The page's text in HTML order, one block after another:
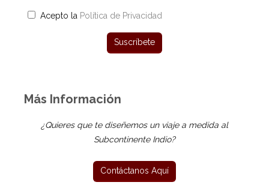
Acepto la Política de Privacidad
Más Información
¿Quieres que te diseñemos un viaje a medida al
Subcontinente Indio?